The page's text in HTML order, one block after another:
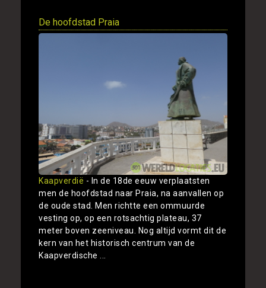
De hoofdstad Praia
Kaapverdië - In de 18de eeuw verplaatsten
men de hoofdstad naar Praia, na aanvallen op
de oude stad. Men richtte een ommuurde
vesting op, op een rotsachtig plateau, 37
meter boven zeeniveau. Nog altijd vormt dit de
kern van het historisch centrum van de
Kaapverdische ...